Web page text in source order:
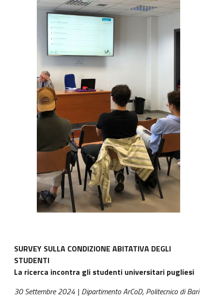
SURVEY SULLA CONDIZIONE ABITATIVA DEGLI
STUDENTI
La ricerca incontra gli studenti universitari pugliesi
30Settembre2024 | Dipartimento ArCoD, Politecnico di Bari